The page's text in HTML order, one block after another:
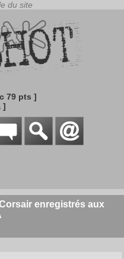
79 pts ]
]
enregistrés aux